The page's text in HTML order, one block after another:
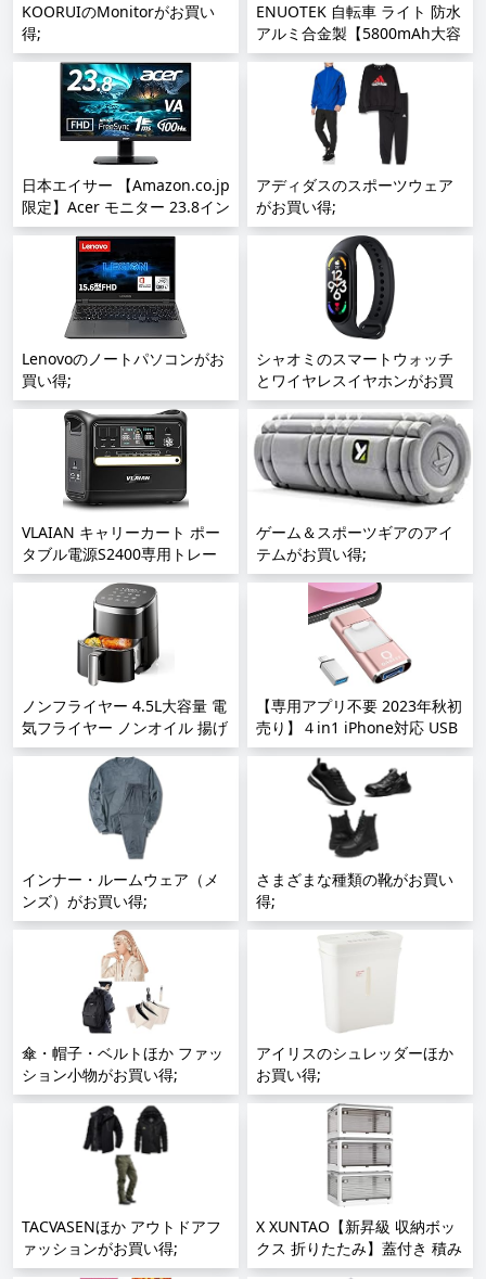
KOORUIのMonitorがお買い
得;
ENUOTEK 自転車 ライト 防水
アルミ合金製【5800mAh大容
量 USB充電式】電池残量表示
自転車用ライト ヘッドライト
高輝度 1600ルーメン 実用点
灯最大16時間 モバイルバッテ
リー機能付き 3つ調光モード
クロスバイク ロードバイク ラ
イト キャンプ ハイキング サ
イクリング 日本語説明書付き
(黑);
日本エイサー 【Amazon.co.jp
限定】Acer モニター 23.8イン
チ フルHD VA 非光沢 100Hz
1ms HDMI ミニD-Sub15
VESAマウント対応 スピーカー
内蔵 AMD FreeSync
KA242YHbmix;
アディダスのスポーツウェア
がお買い得;
Lenovoのノートパソコンがお
買い得;
シャオミのスマートウォッチ
とワイヤレスイヤホンがお買
い得;
VLAIAN キャリーカート ポー
タブル電源S2400専用トレー
ラー 折りたたみ式台車 耐荷重
20キロ キャンプ用 運び便利;
ゲーム＆スポーツギアのアイ
テムがお買い得;
ノンフライヤー 4.5L大容量 電
気フライヤー ノンオイル 揚げ
物 惣菜 1~5人 エアーフライヤ
ー LEDディスプレイ タッチパ
ネル タイマー 温度調整 日本
語説明書 日本語レシピ付き
PSE認証済 黒色 (黑);
【専用アプリ不要 2023年秋初
売り】４in1 iPhone対応 USB
メモリ 128GB アプリ不要 高
速 バックアップ iPad対応 usb
メモリー 写真保存 スライド式
iOS/Type-C/USB/Micro USB
搭載 データ移行 外付けUSB
スマホ/PC/iPad対応 容量不足
解消 ゴールド Phone 15/14
Pro/13/12 /SE/iPad Air/Pro各
種対応;
インナー・ルームウェア（メ
ンズ）がお買い得;
さまざまな種類の靴がお買い
得;
傘・帽子・ベルトほか ファッ
ション小物がお買い得;
アイリスのシュレッダーほか
お買い得;
TACVASENほか アウトドアフ
ァッションがお買い得;
X XUNTAO【新昇級 収納ボッ
クス 折りたたみ】蓋付き 積み
重ね 全方向から取り出せる 収